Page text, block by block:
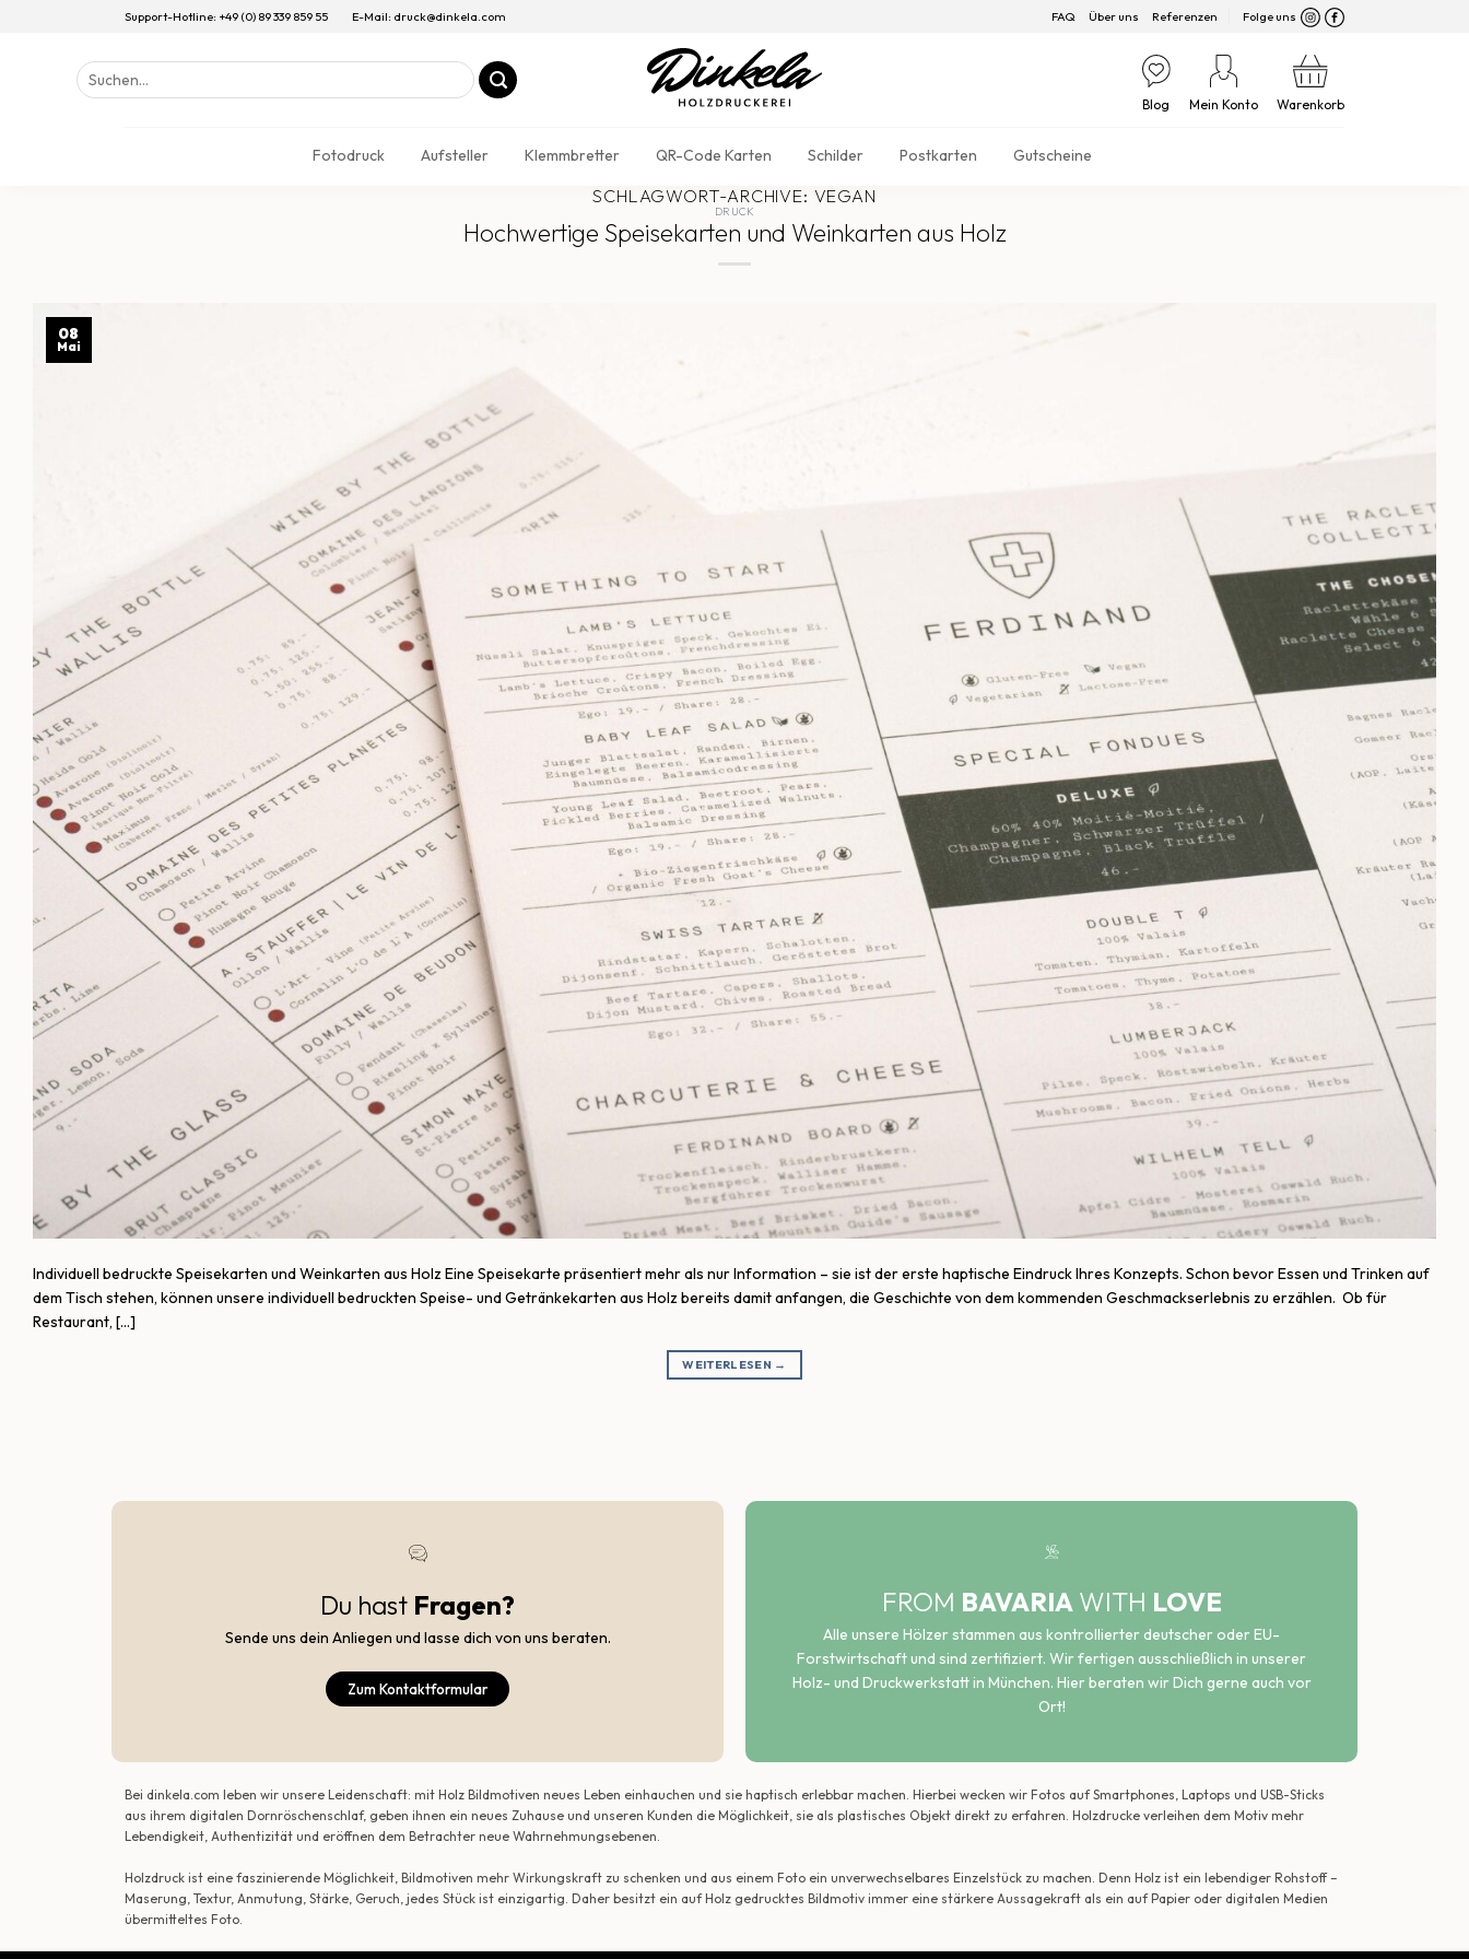
Support-Hotline: +49 (0) 89 339 859 55 E-Mail: druck@dinkela.com FAQ Über uns Referenzen Folge uns
Suchen
nach:
Blog Mein Konto Warenkorb
Fotodruck Aufsteller Klemmbretter QR-Code Karten Schilder Postkarten Gutscheine
SCHLAGWORT-ARCHIVE: VEGAN
DRUCK
Hochwertige Speisekarten und Weinkarten aus Holz
08
Mai
Individuell bedruckte Speisekarten und Weinkarten aus Holz Eine Speisekarte präsentiert mehr als nur Information – sie ist der erste haptische Eindruck Ihres Konzepts. Schon bevor Essen und Trinken auf
dem Tisch stehen, können unsere individuell bedruckten Speise- und Getränkekarten aus Holz bereits damit anfangen, die Geschichte von dem kommenden Geschmackserlebnis zu erzählen. Ob für
Restaurant, […]
WEITERLESEN →
Du hast Fragen?
Sende uns dein Anliegen und lasse dich von uns beraten.
Zum Kontaktformular
FROM BAVARIA WITH LOVE
Alle unsere Hölzer stammen aus kontrollierter deutscher oder EU-
Forstwirtschaft und sind zertifiziert. Wir fertigen ausschließlich in unserer
Holz- und Druckwerkstatt in München. Hier beraten wir Dich gerne auch vor
Ort!
Bei dinkela.com leben wir unsere Leidenschaft: mit Holz Bildmotiven neues Leben einhauchen und sie haptisch erlebbar machen. Hierbei wecken wir Fotos auf Smartphones, Laptops und USB-Sticks
aus ihrem digitalen Dornröschenschlaf, geben ihnen ein neues Zuhause und unseren Kunden die Möglichkeit, sie als plastisches Objekt direkt zu erfahren. Holzdrucke verleihen dem Motiv mehr
Lebendigkeit, Authentizität und eröffnen dem Betrachter neue Wahrnehmungsebenen.
Holzdruck ist eine faszinierende Möglichkeit, Bildmotiven mehr Wirkungskraft zu schenken und aus einem Foto ein unverwechselbares Einzelstück zu machen. Denn Holz ist ein lebendiger Rohstoff –
Maserung, Textur, Anmutung, Stärke, Geruch, jedes Stück ist einzigartig. Daher besitzt ein auf Holz gedrucktes Bildmotiv immer eine stärkere Aussagekraft als ein auf Papier oder digitalen Medien
übermitteltes Foto.